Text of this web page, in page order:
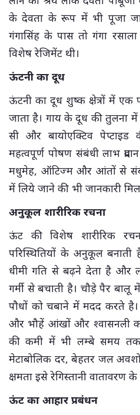
के देवता के रूप में भी पूजा
गंगासिंह के पास तो गंगा
विशेष रेजिमेंट थी।
ऊंटनी का दूध
ऊंटनी का दूध शुष्क क्षेत्रों में एक
जाता है। गाय के दूध की तुलना में
सी और बायोएक्टिव
महत्वपूर्ण पोषण संबंधी लाभ
मधुमेह, ऑटिज्म और आंतों से
में लिये जाने की भी जानकारी
अनुकूल शारीरिक रचना
ऊंट की विशेष शारीरिक
परिस्थितियों के अनुकूल बनाती
धीमी गति से बढ़ने देता है और
गर्मी से बचाती है। चौड़े पैर बालू
पौधों को चबाने में मदद करते
और भौहें आंखों और श्वासनली
की कमी में भी लम्बे समय
मेटाबोलिक दर, बेहतर जल
क्षमता इसे रेगिस्तानी वातावरण
ऊंट का आहार प्रबंधन